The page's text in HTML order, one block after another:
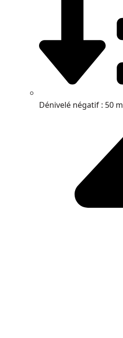
Dénivelé négatif : 50 m